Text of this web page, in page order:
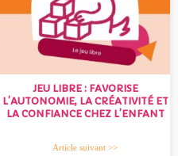
JEU LIBRE : FAVORISE
L’AUTONOMIE, LA CRÉATIVITÉ ET
LA CONFIANCE CHEZ L’ENFANT
Article suivant >>